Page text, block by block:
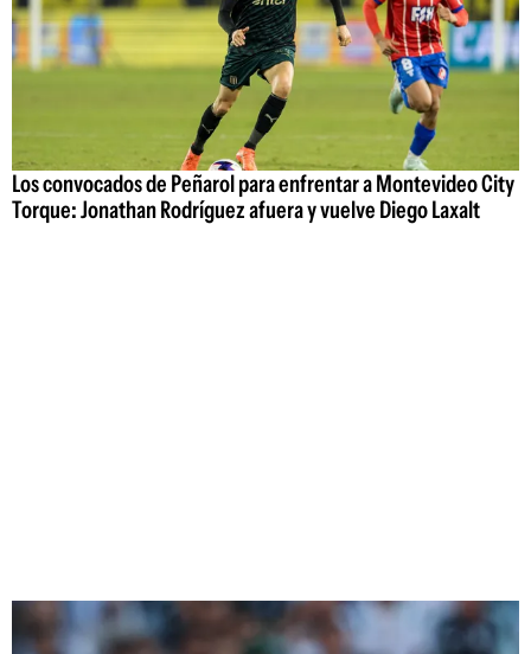
Los convocados de Peñarol para enfrentar a Montevideo City
Torque: Jonathan Rodríguez afuera y vuelve Diego Laxalt